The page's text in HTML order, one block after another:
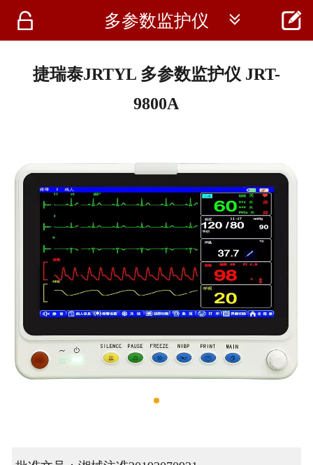
 首页
 多参数监护仪  
捷瑞泰JRTYL 多参数监护仪 JRT-
9800A